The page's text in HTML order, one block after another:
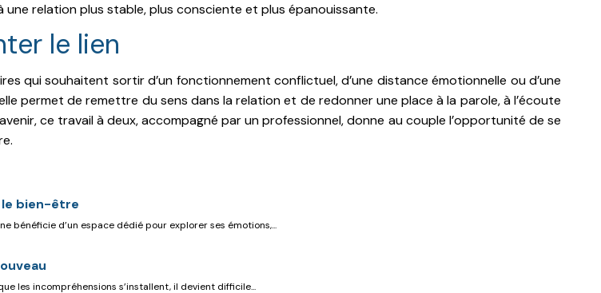
relation plus stable, plus consciente et plus épanouissante.
le lien
qui souhaitent sortir d’un fonctionnement conflictuel, d’une distance émotionnelle ou d’une
permet de remettre du sens dans la relation et de redonner une place à la parole, à l’écoute
ce travail à deux, accompagné par un professionnel, donne au couple l’opportunité de se
le bien-être
bénéficie d’un espace dédié pour explorer ses émotions,...
les incompréhensions s’installent, il devient difficile...